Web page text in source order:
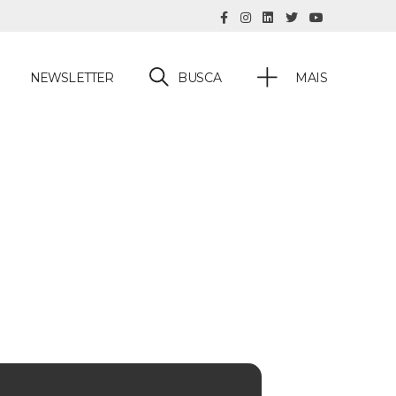
NEWSLETTER BUSCA MAIS